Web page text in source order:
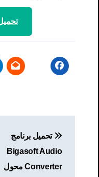
المقالات
تحميل برنامج
Bigasoft Audio
Converter محول